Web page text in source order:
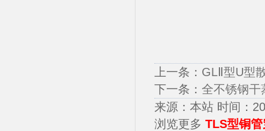
上一条： GLⅡ型U型
下一条： 全不锈钢干
来源：本站 时间：
浏览更多 TLS型铜